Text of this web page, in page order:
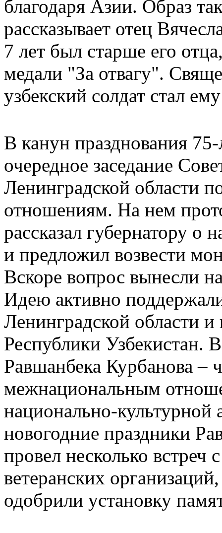
благодаря Азии. Образ
рассказывает отец
7 лет был старше его
медали "За отвагу".
узбекский солдат стал
В канун празднования
очередное заседание
Ленинградской области
отношениям. На нем
рассказал губернатору о
и предложил возвести
Вскоре вопрос вынесли
Идею активно
Ленинградской области и
Республики Узбекистан.
Равшанбека Курбанова –
межнациональным
национально-
новогодние праздники
провел несколько встреч
ветеранских
одобрили установку